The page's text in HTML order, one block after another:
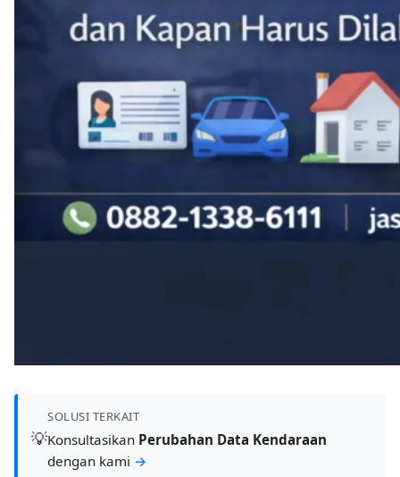
💡
SOLUSI TERKAIT
Konsultasikan Perubahan Data Kendaraan
dengan kami →